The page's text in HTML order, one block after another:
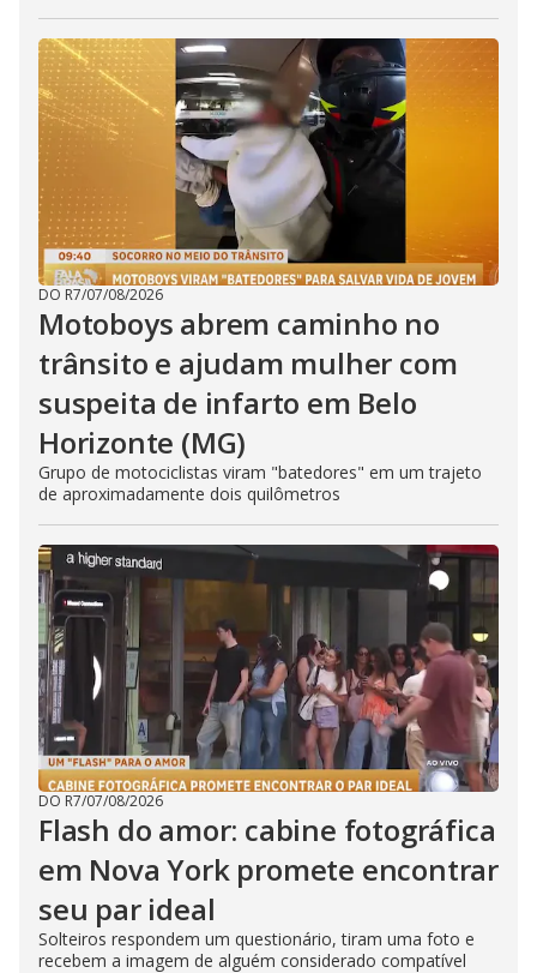
DO R7/07/08/2026
Motoboys abrem caminho no
trânsito e ajudam mulher com
suspeita de infarto em Belo
Horizonte (MG)
Grupo de motociclistas viram "batedores" em um trajeto
de aproximadamente dois quilômetros
DO R7/07/08/2026
Flash do amor: cabine fotográfica
em Nova York promete encontrar
seu par ideal
Solteiros respondem um questionário, tiram uma foto e
recebem a imagem de alguém considerado compatível